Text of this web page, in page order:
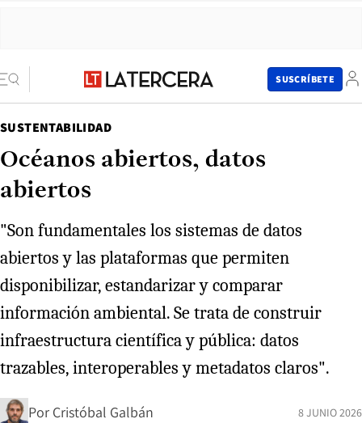
SUSCRÍBETE
SUSTENTABILIDAD
Océanos abiertos, datos
abiertos
"Son fundamentales los sistemas de datos
abiertos y las plataformas que permiten
disponibilizar, estandarizar y comparar
información ambiental. Se trata de construir
infraestructura científica y pública: datos
trazables, interoperables y metadatos claros".
Por Cristóbal Galbán 8 JUNIO 2026